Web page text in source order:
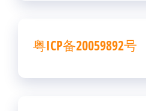
粤ICP备20059892号